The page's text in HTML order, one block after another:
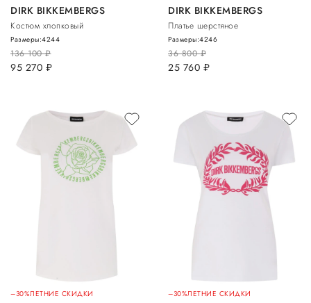
DIRK BIKKEMBERGS
Костюм хлопковый
136 100руб.
95 270 руб.
Размеры:4244
DIRK BIKKEMBERGS
Платье шерстяное
36 800руб.
25 760 руб.
Размеры:4246
–30%ЛЕТНИЕ СКИДКИ –30%ЛЕТНИЕ СКИДКИ